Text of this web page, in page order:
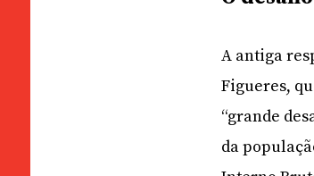
A antiga
Figueres,
“grande
da